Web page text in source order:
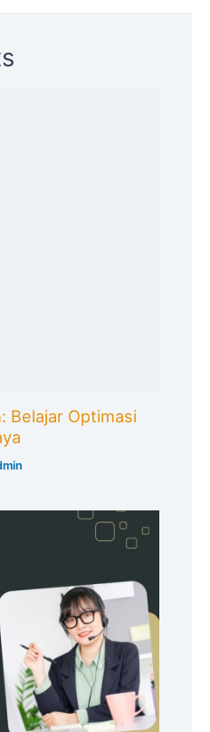
Belajar Optimasi